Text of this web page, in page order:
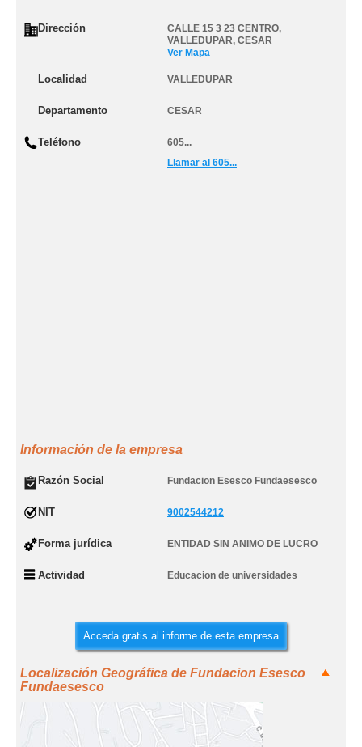
Dirección CALLE 15 3 23 CENTRO,
VALLEDUPAR, CESAR
Ver Mapa
Localidad VALLEDUPAR
Departamento CESAR
Teléfono
605...
Llamar al 605...
Información de la empresa
Razón Social Fundacion Esesco Fundaesesco
NIT 9002544212
Forma jurídica ENTIDAD SIN ANIMO DE LUCRO
Actividad Educacion de universidades
Acceda gratis al informe de esta empresa
Localización Geográfica de Fundacion Esesco
Fundaesesco